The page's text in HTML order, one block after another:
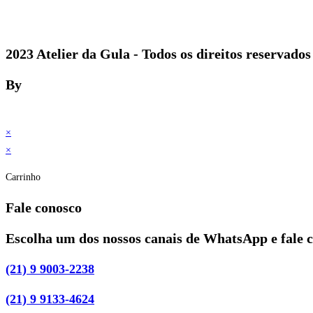
2023 Atelier da Gula - Todos os direitos reservados
By
×
×
Carrinho
Fale conosco
Escolha um dos nossos canais de WhatsApp e fale
(21) 9 9003-2238
(21) 9 9133-4624